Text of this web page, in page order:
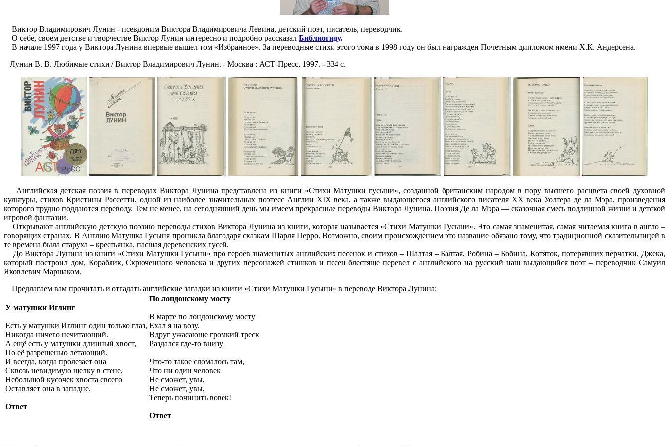
Виктор Владимирович Лунин - псевдоним Виктора Владимировича Левина, детский поэт, писатель, переводчик.
О себе, своем детстве и творчестве Виктор Лунин интересно и подробно рассказал Библиогиду.
В начале 1997 года у Виктора Лунина впервые вышел том «Избранное». За переводные стихи этого тома в 1998 году он был награжден Почетным дипломом имени Х.К. Андерсена.
Лунин В. В. Любимые стихи / Виктор Владимирович Лунин. - Москва : АСТ-Пресс, 1997. - 334 с.
Английская детская поэзия в переводах Виктора Лунина представлена из книги «Стихи Матушки гусыни», созданной британским народом в пору высшего расцвета своей духовной
культуры, стихов Кристины Россетти, одной из наиболее значительных поэтесс Англии XIX века, а также выдающегося английского писателя XX века Уолтера де ла Мэра, произведения
которого трудно поддаются переводу. Тем не менее, на сегодняшний день мы имеем прекрасные переводы Виктора Лунина. Поэзия Де ла Мэра — сказочная смесь подлинной жизни и детской
игровой фантазии.
Открывают английскую детскую поэзию переводы стихов Виктора Лунина из книги, которая называется «Стихи Матушки Гусыни». Это самая знаменитая, самая читаемая книга в англо –
говорящих странах. В Англию Матушка Гусыня проникла благодаря сказкам Шарля Перро. Возможно, своим происхождением это название обязано тому, что традиционной сказительницей в
те времена была старуха – крестьянка, пасшая деревенских гусей.
До Виктора Лунина из книги «Стихи Матушки Гусыни» про героев знаменитых английских песенок и стихов – Шалтая – Балтая, Робина – Бобина, Котяток, потерявших перчатки, Джека,
который построил дом, Кораблик, Скрюченного человека и других персонажей стишков и песен блестяще перевел с английского на русский наш выдающийся поэт – переводчик Самуил
Яковлевич Маршаком.
Предлагаем вам прочитать и отгадать английские загадки из книги «Стихи Матушки Гусыни» в переводе Виктора Лунина:
У матушки Иглинг
Есть у матушки Иглинг один только глаз,
Никогда ничего нечитающий.
А ещё есть у матушки длинный хвост,
По её разрешенью летающий.
И всегда, когда пролезает она
Сквозь невидимую щелку в стене,
Небольшой кусочек хвоста своего
Оставляет она в западне.
Ответ
По лондонскому мосту
В марте по лондонскому мосту
Ехал я на возу.
Вдруг ужасающе громкий треск
Раздался где-то внизу.
Что-то такое сломалось там,
Что ни один человек
Не сможет, увы,
Не сможет, увы,
Теперь починить вовек!
Ответ